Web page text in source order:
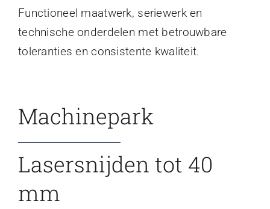
Functioneel maatwerk, seriewerk en
technische onderdelen met betrouwbare
toleranties en consistente kwaliteit.
Machinepark
Lasersnijden tot 40
mm